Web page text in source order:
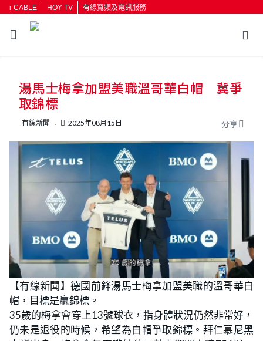
i-CABLE HOY TV 有線寬頻及電訊服務
按輸入鍵開始搜尋
湯馬士梅拿加盟美職溫哥華白帽 冀爭
取錦標
有線新聞 2025年08月15日 分享
【有線新聞】德國前鋒湯馬士梅拿加盟美職的溫哥華白
帽，目標是贏錦標。
35歲的梅拿會穿上13號球衣，指身體狀況仍然非常好，
仍未是退役的時候，希望為白帽爭取錦標。拜仁慕尼黑